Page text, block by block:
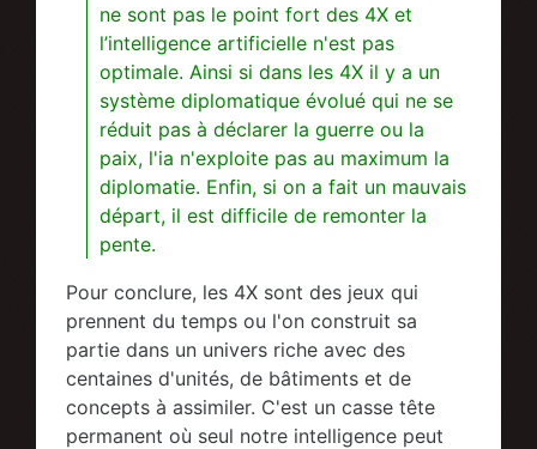
ne sont pas le point fort des 4X et
l’intelligence artificielle n'est pas
optimale. Ainsi si dans les 4X il y a un
système diplomatique évolué qui ne se
réduit pas à déclarer la guerre ou la
paix, l'ia n'exploite pas au maximum la
diplomatie. Enfin, si on a fait un mauvais
départ, il est difficile de remonter la
pente.
Pour conclure, les 4X sont des jeux qui
prennent du temps ou l'on construit sa
partie dans un univers riche avec des
centaines d'unités, de bâtiments et de
concepts à assimiler. C'est un casse tête
permanent où seul notre intelligence peut